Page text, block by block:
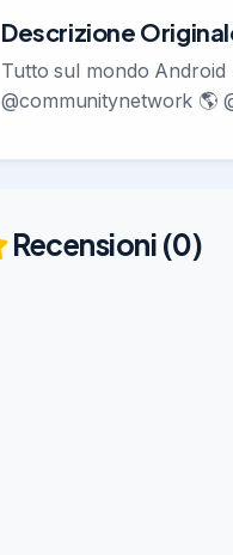
Descrizione
Tutto sul mondo
@communitynetwork 🌎
Recensioni (0)